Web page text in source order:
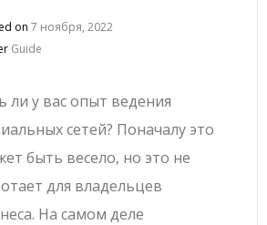
on7 ноября, 2022
Guide
ли у вас опыт ведения
сетей? Поначалу это
быть весело, но это не
для владельцев
На самом деле